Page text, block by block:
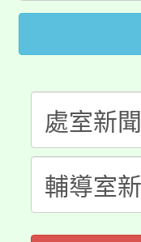
半價
份教
大溪
份教
淨零
會
115
程